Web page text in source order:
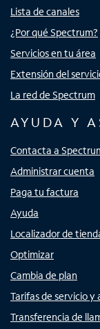
Lista de canales
¿Por qué Spectrum?
Servicios en tu área
Extensión del
La red de Spectrum
AYUDA Y
Contacta a
Administrar cuenta
Paga tu factura
Ayuda
Localizador de
Optimizar
Cambia de plan
Tarifas de servicio y
Transferencia de